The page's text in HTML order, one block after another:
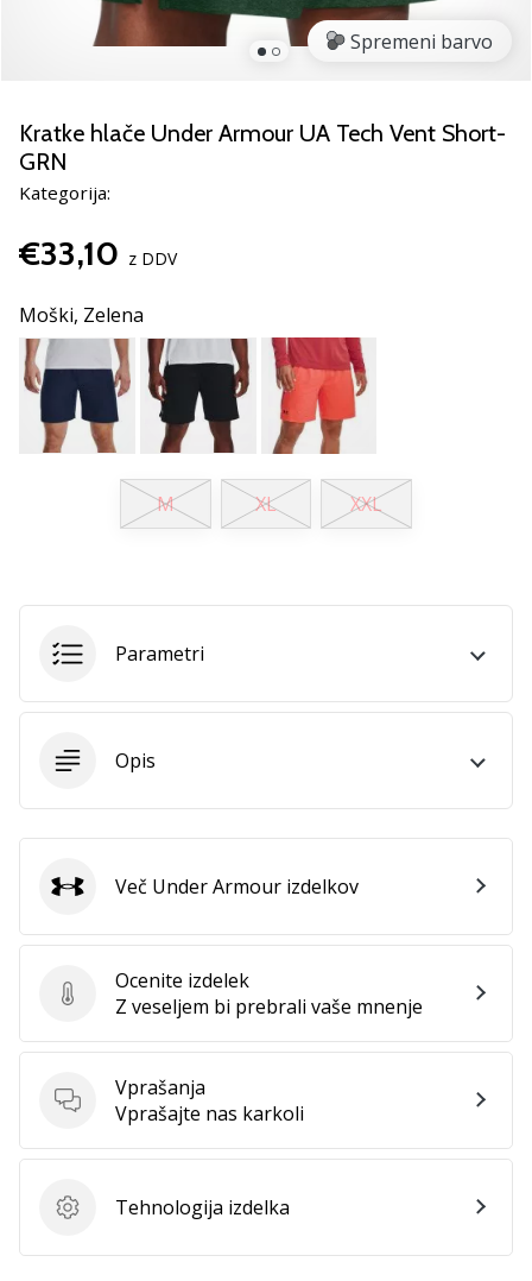
odbojkarski/a
mi?
Pridruži
se
kot
brend
11. 8. 2022
•
2 min. branja
spletno
stran,
blog,
Facebook
Začnite
služiti.
Pridružite
našemu…
Prikaži
članke
Spremeni barvo
Kratke hlače Under Armour UA Tech Vent Short-
GRN
Kategorija:
€33,10 z DDV
Moški, Zelena
M XL XXL
Parametri
Opis
Ocenite izdelek
Ocenite izdelek
Z veseljem bi prebrali vaše mnenje
Vprašanja
Vprašanja
Vprašajte nas karkoli
Tehnologija izdelka
Tehnologija izdelka
Under Armour
Več Under Armour izdelkov